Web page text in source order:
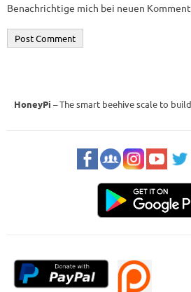
Benachrichtige mich bei neuen
HoneyPi – The smart beehive scale to